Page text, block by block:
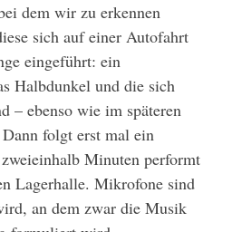
dem wir zu erkennen
sich auf einer Autofahrt
eingeführt: ein
Halbdunkel und die sich
– ebenso wie im späteren
folgt erst mal ein
Minuten performt
Lagerhalle. Mikrofone sind
an dem zwar die Musik